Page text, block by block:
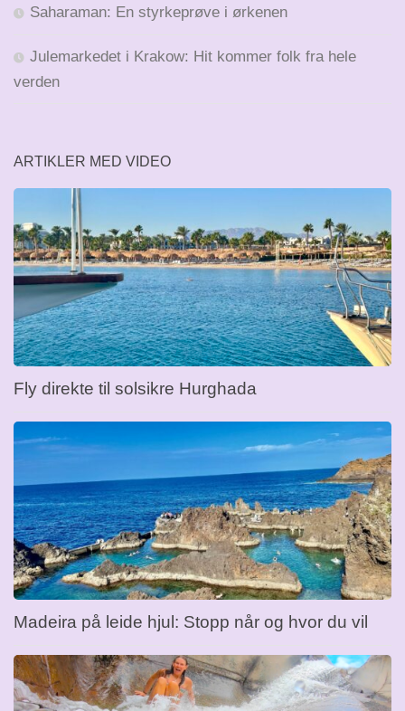
Saharaman: En styrkeprøve i ørkenen
Julemarkedet i Krakow: Hit kommer folk fra hele
verden
ARTIKLER MED VIDEO
Fly direkte til solsikre Hurghada
Madeira på leide hjul: Stopp når og hvor du vil